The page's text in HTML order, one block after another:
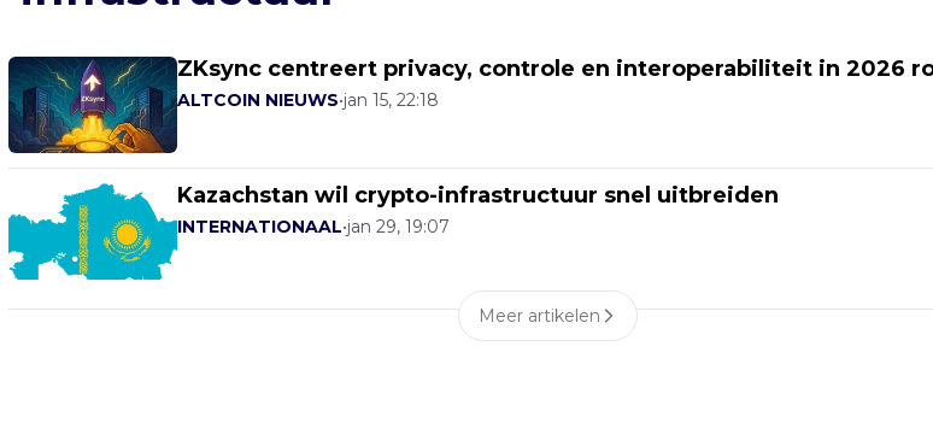
ZKsync centreert privacy, controle en interoperabiliteit in 2026
ALTCOIN NIEUWS•jan 15, 22:18
Kazachstan wil crypto-infrastructuur snel uitbreiden
INTERNATIONAAL•jan 29, 19:07
Meer artikelen